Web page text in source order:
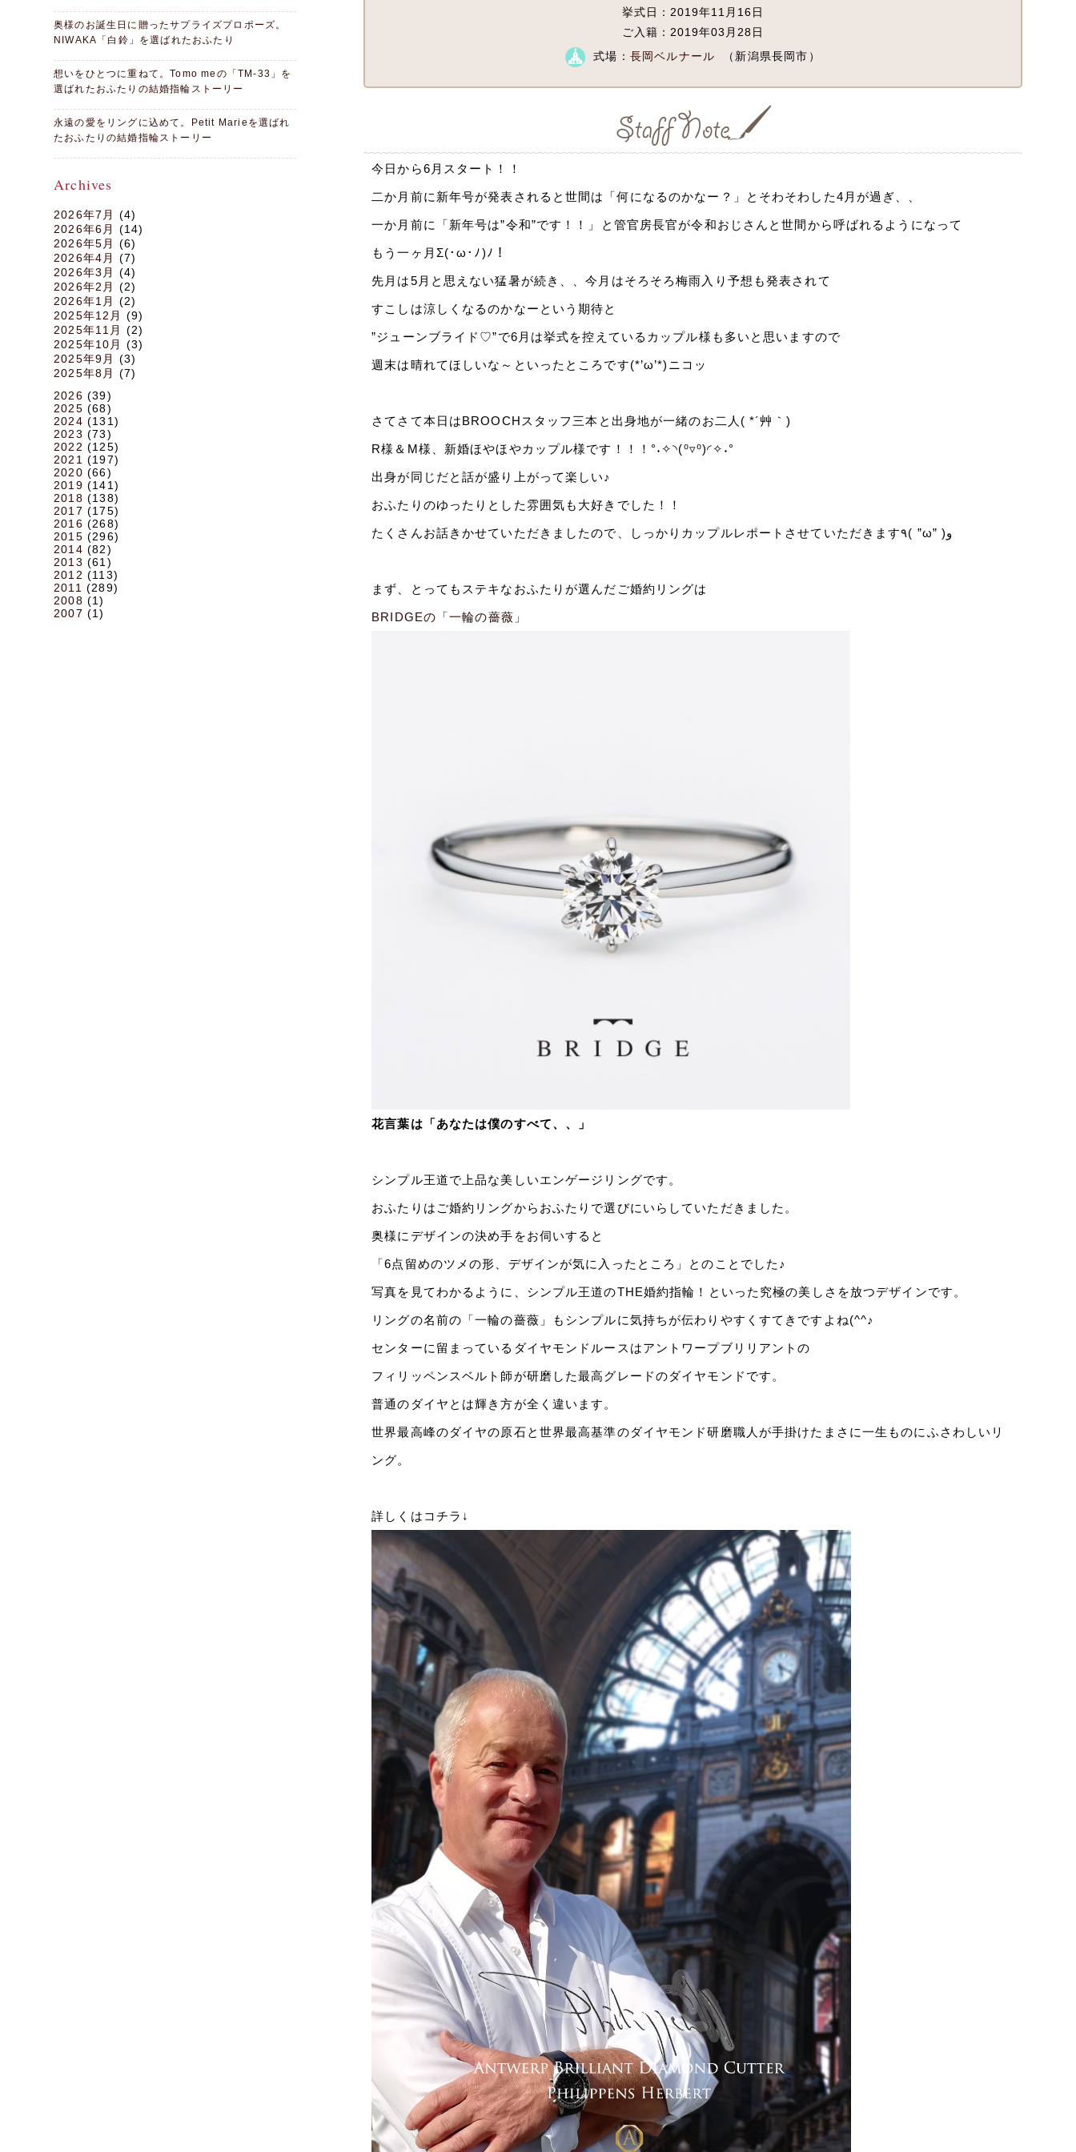
奥様のお誕生日に贈ったサプライズプロポーズ。
NIWAKA「白鈴」を選ばれたおふたり
想いをひとつに重ねて。Tomo meの「TM-33」を
選ばれたおふたりの結婚指輪ストーリー
永遠の愛をリングに込めて。Petit Marieを選ばれ
たおふたりの結婚指輪ストーリー
Archives
2026年7月
(4)
2026年6月
(14)
2026年5月
(6)
2026年4月
(7)
2026年3月
(4)
2026年2月
(2)
2026年1月
(2)
2025年12月
(9)
2025年11月
(2)
2025年10月
(3)
2025年9月
(3)
2025年8月
(7)
2026 (39)
2025 (68)
2024 (131)
2023 (73)
2022 (125)
2021 (197)
2020 (66)
2019 (141)
2018 (138)
2017 (175)
2016 (268)
2015 (296)
2014 (82)
2013 (61)
2012 (113)
2011 (289)
2008 (1)
2007 (1)
挙式日：2019年11月16日
ご入籍：2019年03月28日
式場： 長岡ベルナール （新潟県長岡市）
今日から6月スタート！！
二か月前に新年号が発表されると世間は「何になるのかなー？」とそわそわした4月が過ぎ、、
一か月前に「新年号は”令和”です！！」と管官房長官が令和おじさんと世間から呼ばれるようになって
もう一ヶ月Σ(･ω･ﾉ)ﾉ！
先月は5月と思えない猛暑が続き、、今月はそろそろ梅雨入り予想も発表されて
すこしは涼しくなるのかなーという期待と
”ジューンブライド♡”で6月は挙式を控えているカップル様も多いと思いますので
週末は晴れてほしいな～といったところです(*’ω’*)ニコッ
さてさて本日はBROOCHスタッフ三本と出身地が一緒のお二人( *´艸｀)
R様＆M様、新婚ほやほやカップル様です！！！°˖✧◝(⁰▿⁰)◜✧˖°
出身が同じだと話が盛り上がって楽しい♪
おふたりのゆったりとした雰囲気も大好きでした！！
たくさんお話きかせていただきましたので、しっかりカップルレポートさせていただきます٩( ”ω” )و
まず、とってもステキなおふたりが選んだご婚約リングは
BRIDGEの「一輪の薔薇」
花言葉は「あなたは僕のすべて、、」
シンプル王道で上品な美しいエンゲージリングです。
おふたりはご婚約リングからおふたりで選びにいらしていただきました。
奥様にデザインの決め手をお伺いすると
「6点留めのツメの形、デザインが気に入ったところ」とのことでした♪
写真を見てわかるように、シンプル王道のTHE婚約指輪！といった究極の美しさを放つデザインです。
リングの名前の「一輪の薔薇」もシンプルに気持ちが伝わりやすくすてきですよね(^^♪
センターに留まっているダイヤモンドルースはアントワープブリリアントの
フィリッペンスベルト師が研磨した最高グレードのダイヤモンドです。
普通のダイヤとは輝き方が全く違います。
世界最高峰のダイヤの原石と世界最高基準のダイヤモンド研磨職人が手掛けたまさに一生ものにふさわしいリ
ング。
詳しくはコチラ↓